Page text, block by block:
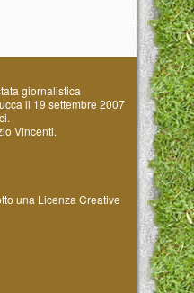
giornalistica
il 19 settembre 2007
Vincenti.
una Licenza Creative